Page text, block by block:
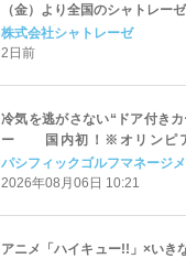
（金）より全国のシャトレー
株式会社シャトレーゼ
2日前
冷気を逃がさない“ドア付き
ー 国内初！※オリンピア
Cart（エアコンカート）」
パシフィックゴルフマネージ
2026年08月06日 10:21
アニメ「ハイキュー!!」×いき